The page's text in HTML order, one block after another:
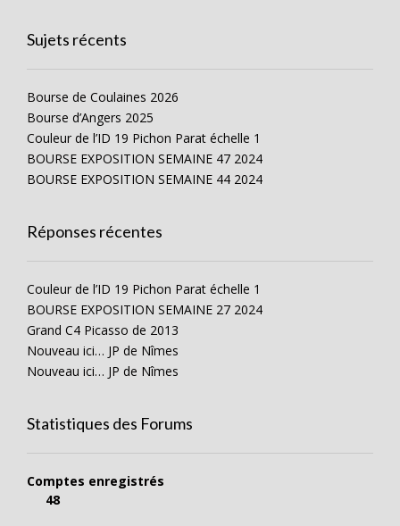
Sujets récents
Bourse de Coulaines 2026
Bourse d’Angers 2025
Couleur de l’ID 19 Pichon Parat échelle 1
BOURSE EXPOSITION SEMAINE 47 2024
BOURSE EXPOSITION SEMAINE 44 2024
Réponses récentes
Couleur de l’ID 19 Pichon Parat échelle 1
BOURSE EXPOSITION SEMAINE 27 2024
Grand C4 Picasso de 2013
Nouveau ici… JP de Nîmes
Nouveau ici… JP de Nîmes
Statistiques des Forums
Comptes enregistrés
48